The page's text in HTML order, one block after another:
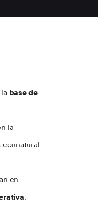
base de
la
connatural
en
.